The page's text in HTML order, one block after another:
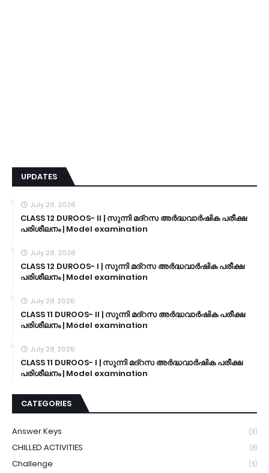
UPDATES
July 29, 2026
CLASS 12 DUROOS- II | സുന്നി മദ്റസ അർദ്ധവാർഷിക പരീക്ഷ
പരിശീലനം | Model examination
July 29, 2026
CLASS 12 DUROOS- I | സുന്നി മദ്റസ അർദ്ധവാർഷിക പരീക്ഷ
പരിശീലനം | Model examination
July 28, 2026
CLASS 11 DUROOS- II | സുന്നി മദ്റസ അർദ്ധവാർഷിക പരീക്ഷ
പരിശീലനം | Model examination
July 28, 2026
CLASS 11 DUROOS- I | സുന്നി മദ്റസ അർദ്ധവാർഷിക പരീക്ഷ
പരിശീലനം | Model examination
CATEGORIES
Answer Keys (9)
CHILLED ACTIVITIES (8)
Challenge (5)